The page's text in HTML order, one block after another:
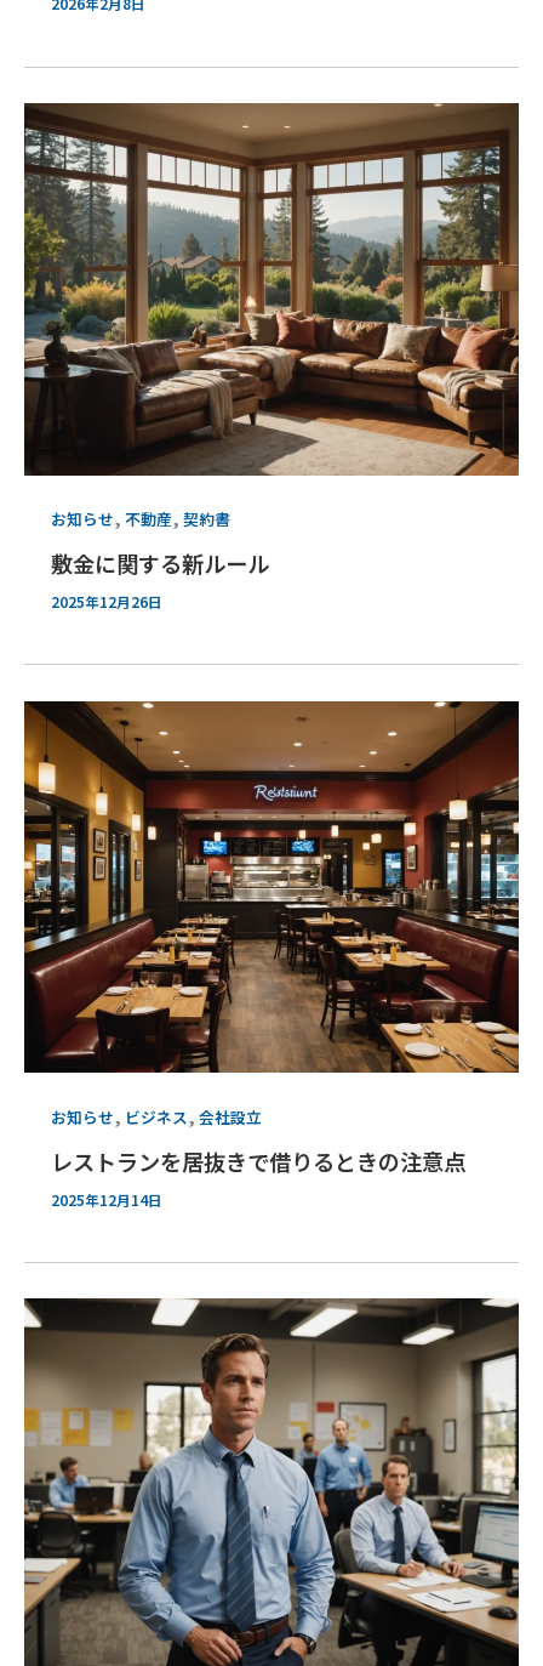
お知らせ, 不動産, 契約書
敷金に関する新ルール
2025年12月26日
お知らせ, ビジネス, 会社設立
レストランを居抜きで借りるときの注意点
2025年12月14日